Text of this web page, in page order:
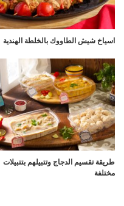
اسياخ شيش الطاووك بالخلطة الهندية
طريقة تقسيم الدجاج وتتبيلهم بتتبيلات
مختلفة